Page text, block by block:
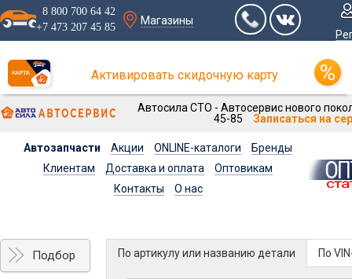
8 800 700 64 42
+7 473 207 45 85
Магазины
Активировать скидочную карту
Автосила СТО - Автосервис нового
45-85
Записаться на
Автозапчасти Акции ONLINE-каталоги
Бренды
Клиентам
Доставка и оплата
Оптовикам
Контакты
О нас
Подбор По артикулу или названию детали По